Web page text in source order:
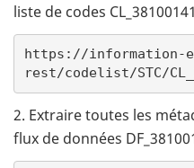
liste de codes
https://information-
rest/codelist/STC/
2. Extraire toutes les
flux de données